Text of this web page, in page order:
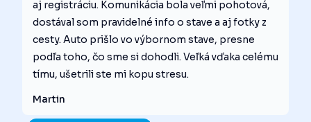
aj registráciu. Komunikácia bola veľmi pohotová,
dostával som pravidelné info o stave a aj fotky z
cesty. Auto prišlo vo výbornom stave, presne
podľa toho, čo sme si dohodli. Veľká vďaka celému
tímu, ušetrili ste mi kopu stresu.
Martin